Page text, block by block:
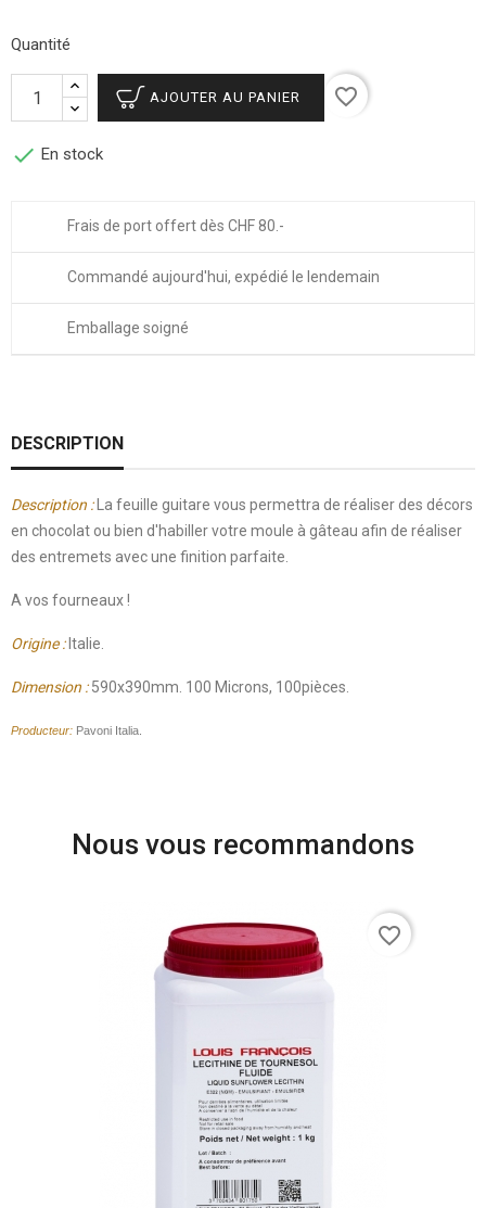
Quantité
AJOUTER AU PANIER favorite_border
 En stock
Frais de port offert dès CHF 80.-
Commandé aujourd'hui, expédié le lendemain
Emballage soigné
DESCRIPTION
Description :La feuille guitare vous permettra de réaliser des décors
en chocolat ou bien d'habiller votre moule à gâteau afin de réaliser
des entremets avec une finition parfaite.
A vos fourneaux !
Origine : Italie.
Dimension :590x390mm. 100 Microns, 100pièces.
Producteur: Pavoni Italia.
Nous vous recommandons
favorite_border